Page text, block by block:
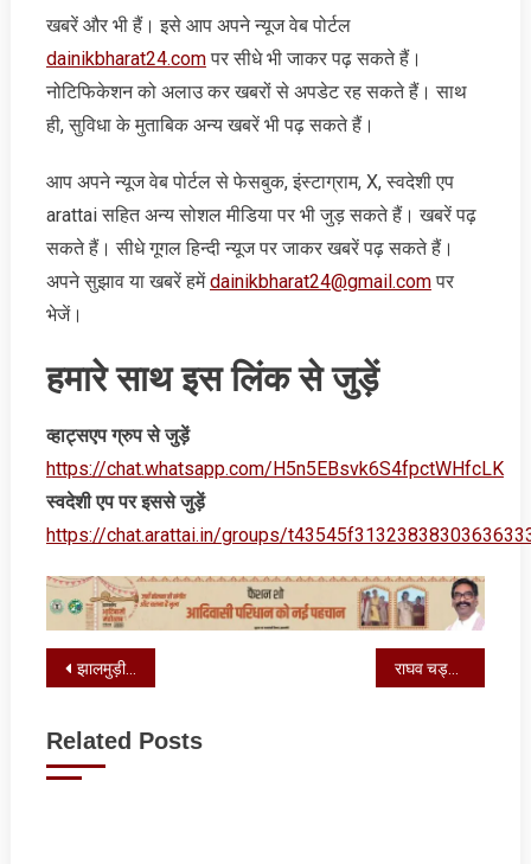
खबरें और भी हैं। इसे आप अपने न्‍यूज वेब पोर्टल
dainikbharat24.comपर सीधे भी जाकर पढ़ सकते हैं।
नोटिफिकेशन को अलाउ कर खबरों से अपडेट रह सकते हैं। साथ
ही, सुविधा के मुताबिक अन्‍य खबरें भी पढ़ सकते हैं।
आप अपने न्‍यूज वेब पोर्टल से फेसबुक, इंस्‍टाग्राम, X, स्‍वदेशी एप
arattai सहित अन्‍य सोशल मीडिया पर भी जुड़ सकते हैं। खबरें पढ़
सकते हैं। सीधे गूगल हिन्‍दी न्‍यूज पर जाकर खबरें पढ़ सकते हैं।
अपने सुझाव या खबरें हमेंdainikbharat24@gmail.comपर
भेजें।
हमारे साथ इस लिंक से जुड़ें
व्‍हाट्सएप ग्रुप से जुड़ें
https://chat.whatsapp.com/H5n5EBsvk6S4fpctWHfcLK
स्‍वदेशी एप पर इससे जुड़ें
https://chat.arattai.in/groups/
Post
झालमुड़ी के बाद PM नरेंद्र मोदी का अब ये वीडियो आया सामने, यहां देखें राघव चड्ढा ने AAP से दिया इस्‍तीफा, ये घोषणा कर केजरीवाल को दिया बड़ा झटका
Related Posts